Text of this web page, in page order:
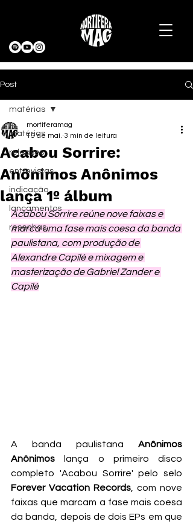
Post
matérias
releases
entrevistas
indicação
lançamentos
resenhas
matérias
Acabou Sorrire:
Anônimos Anônimos
lança 1º álbum
mortiferamag
15 de mai. 3 min de leitura
Acabou Sorrire reúne nove faixas e
marca uma fase mais coesa da banda
paulistana, com produção de
Alexandre Capilé e mixagem e
masterização de Gabriel Zander e
Capilé
A banda paulistana Anônimos
Anônimos lança o primeiro disco
Forever Vacation Records , com nove
faixas que marcam a fase mais coesa
da banda, depois de dois EPs em que